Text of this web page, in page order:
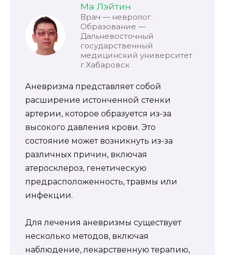
Ма Лэйтин
Врач — невролог.
Образование —
Дальневосточный
государственный
медицинский университет
г.Хабаровск
Аневризма представляет собой
расширение истонченной стенки
артерии, которое образуется из-за
высокого давления крови. Это
состояние может возникнуть из-за
различных причин, включая
атеросклероз, генетическую
предрасположенность, травмы или
инфекции.
Для лечения аневризмы существует
несколько методов, включая
наблюдение, лекарственную терапию,